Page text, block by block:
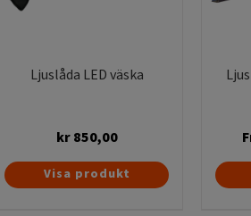
Ljuslåda LED väska
kr850,00
Visa produkt